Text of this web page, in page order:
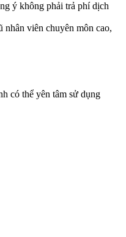
ý không phải trả phí dịch
viên chuyên môn cao,
có thể yên tâm sử dụng